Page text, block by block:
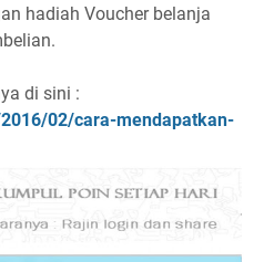
hadiah Voucher belanja
di sini :
02/cara-mendapatkan-